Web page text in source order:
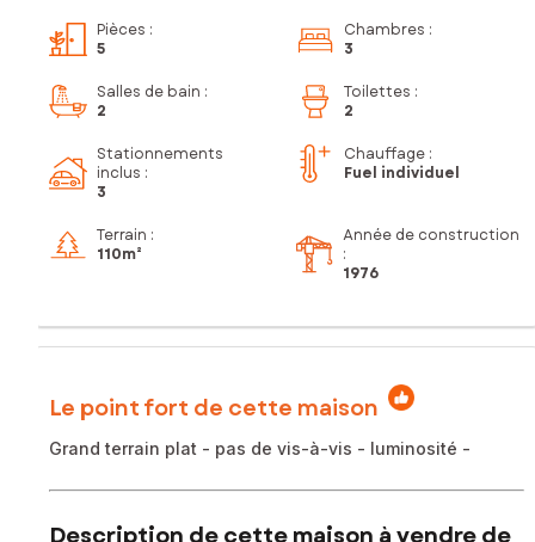
Pièces :
5
Chambres :
3
Salles de bain :
2
Toilettes :
2
Stationnements
inclus :
3
Chauffage :
Fuel individuel
Terrain :
110m²
Année de construction
:
1976
Le point fort de cette maison
Grand terrain plat - pas de vis-à-vis - luminosité -